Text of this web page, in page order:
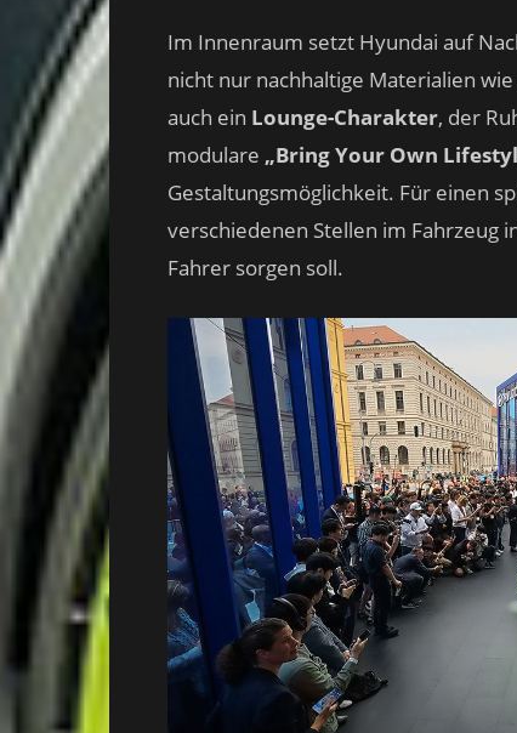
Im Innenraum setzt Hyundai auf
nicht nur nachhaltige Materialien
auch ein Lounge-Charakter, der
modulare „Bring Your Own
Gestaltungsmöglichkeit. Für einen
verschiedenen Stellen im Fahrzeug
Fahrer sorgen soll.